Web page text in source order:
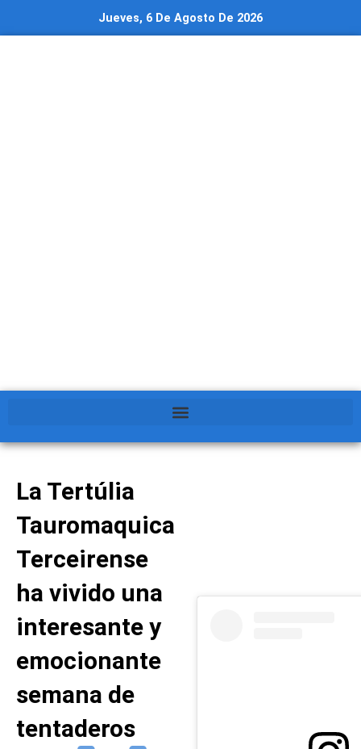
Jueves, 6 De Agosto De 2026
La Tertúlia
Tauromaquica
Terceirense
ha vivido una
interesante y
emocionante
semana de
tentaderos